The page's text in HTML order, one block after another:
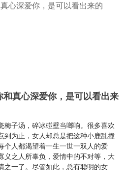
真心深爱你，是可以看出来
梅子汤，碎冰碰壁当啷响。很多喜欢
到为止，女人却总是把这种小鹿乱撞
个人都渴望着一生一世一双人的爱
义之人所辜负，爱情中的不对等，大
之一了。尽管如此，总有聪明的女